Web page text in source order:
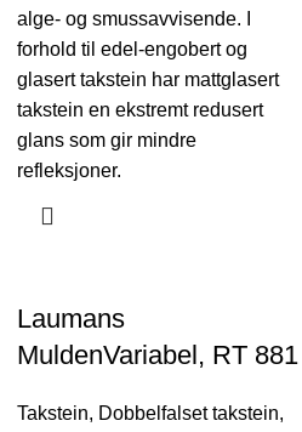
alge- og smussavvisende. I
forhold til edel-engobert og
glasert takstein har mattglasert
takstein en ekstremt redusert
glans som gir mindre
refleksjoner.
Laumans
MuldenVariabel, RT 881
Takstein, Dobbelfalset takstein,